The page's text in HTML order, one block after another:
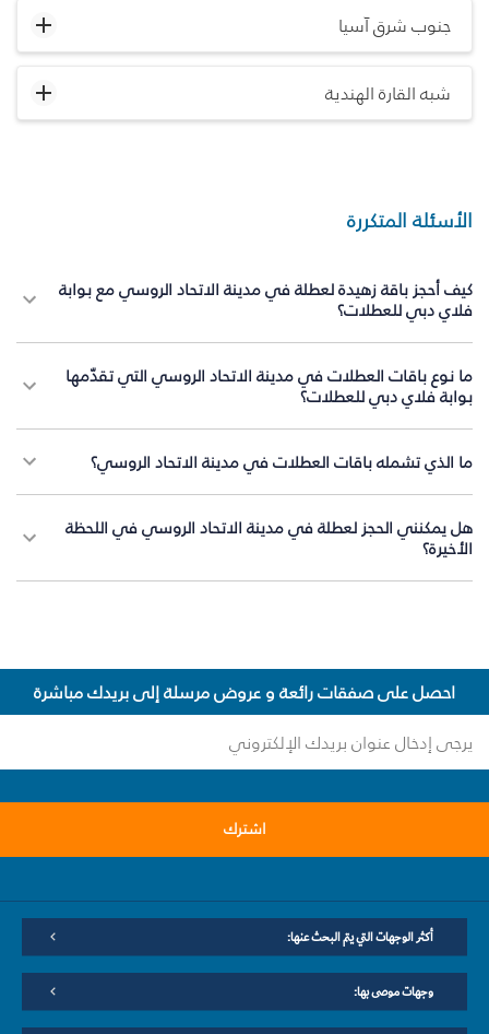
جنوب شرق آسيا
شبه القارة الهندية
الأسئلة المتكررة
كيف أحجز باقة زهيدة لعطلة في مدينة الاتحاد الروسي مع بوابة
فلاي دبي للعطلات؟
ما نوع باقات العطلات في مدينة الاتحاد الروسي التي تقدّمها
بوابة فلاي دبي للعطلات؟
ما الذي تشمله باقات العطلات في مدينة الاتحاد الروسي؟
هل يمكنني الحجز لعطلة في مدينة الاتحاد الروسي في اللحظة
الأخيرة؟
احصل على صفقات رائعة و عروض مرسلة إلى بريدك مباشرة
اشترك
أكثر الوجهات التي يتم البحث عنها:
وجهات موصى بها: